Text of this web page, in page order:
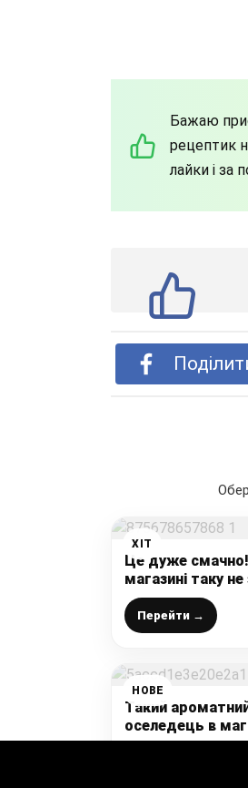
Бажаю
рецептик
лайки і за
ХІТ
Це дуже
магазині таку
зберігайте та
відчуття
Перейти →
НОВЕ
Такий
оселедець в
вдома за 10